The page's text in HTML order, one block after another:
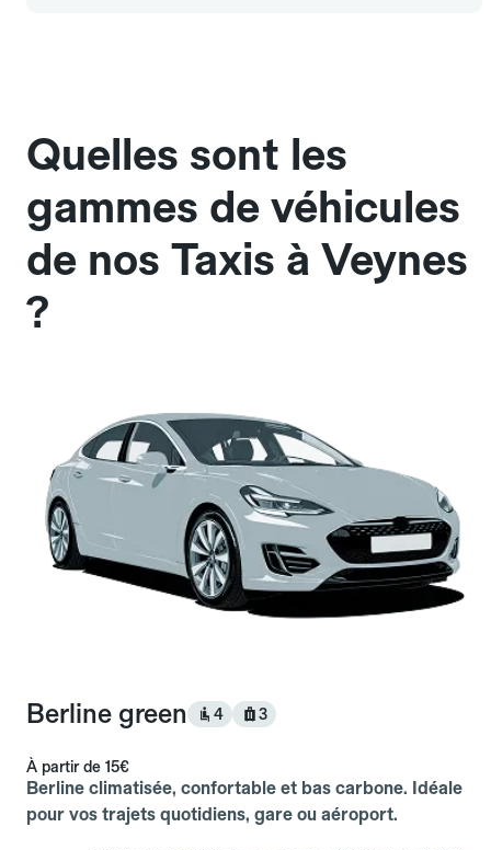
Quelles sont les
gammes de véhicules
de nos Taxis à Veynes
?
Berline green 4 3
À partir de 15€
Berline climatisée, confortable et bas carbone. Idéale
pour vos trajets quotidiens, gare ou aéroport.